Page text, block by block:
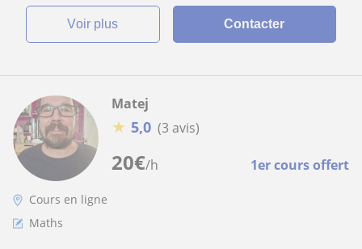
voir plus Contacter
20€/h 1er cours offert
Matej
★ 5,0 (3 avis)
Cours en ligne
Maths